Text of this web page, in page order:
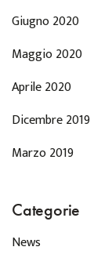
Giugno 2020
Maggio 2020
Aprile 2020
Dicembre 2019
Marzo 2019
Categorie
News